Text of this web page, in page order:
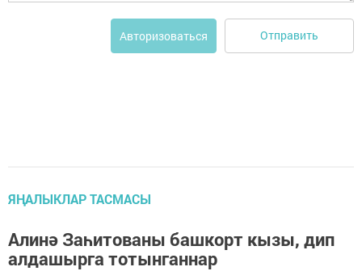
Авторизоваться Отправить
ЯҢАЛЫКЛАР ТАСМАСЫ
Алинә Заһитованы башкорт кызы, дип
алдашырга тотынганнар